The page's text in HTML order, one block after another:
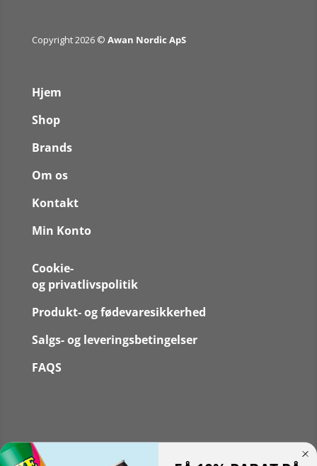
Copyright 2026 © Awan Nordic ApS
Hjem
Shop
Brands
Om os
Kontakt
Min Konto
Cookie-
og privatlivspolitik
Produkt- og fødevaresikkerhed
Salgs- og leveringsbetingelser
FAQS